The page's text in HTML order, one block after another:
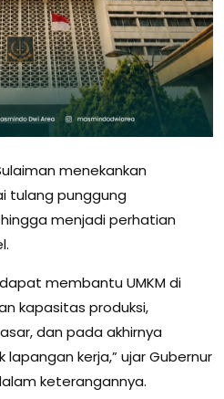
menekankan
tulang punggung
menjadi perhatian
membantu UMKM di
kapasitas produksi,
dan pada akhirnya
kerja,” ujar Gubernur
keterangannya.